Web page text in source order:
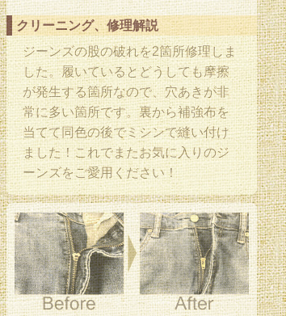
クリーニング、修理解説
ジーンズの股の破れを2箇所修理しま
した。履いているとどうしても摩擦
が発生する箇所なので、穴あきが非
常に多い箇所です。裏から補強布を
当てて同色の後でミシンで縫い付け
ました！これでまたお気に入りのジ
ーンズをご愛用ください！